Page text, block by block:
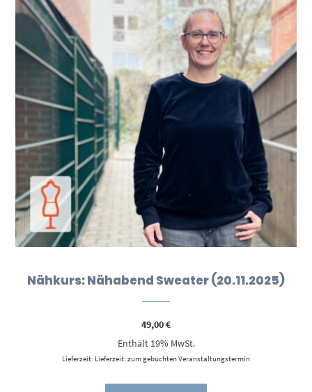
Nähkurs: Nähabend Sweater (20.11.2025)
49,00€
Enthält 19% MwSt.
Lieferzeit: Lieferzeit: zum gebuchten Veranstaltungstermin